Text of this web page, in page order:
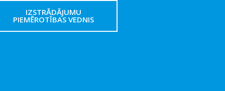
IZSTRĀDĀJUMU
PIEMĒROTĪBAS VEDNIS